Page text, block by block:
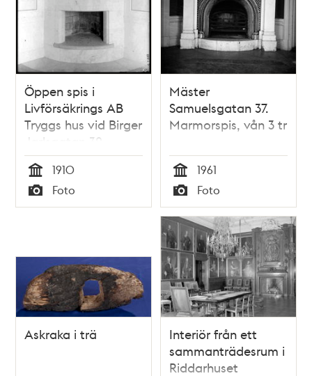
Öppen spis i
Livförsäkrings AB
Tryggs hus vid Birger
Jarlsgatan 32
Tid
1910
Typ
Foto
Mäster
Samuelsgatan 37.
Marmorspis, vån 3 tr
Tid
1961
Typ
Foto
Askraka i trä
Interiör från ett
sammanträdesrum i
Riddarhuset